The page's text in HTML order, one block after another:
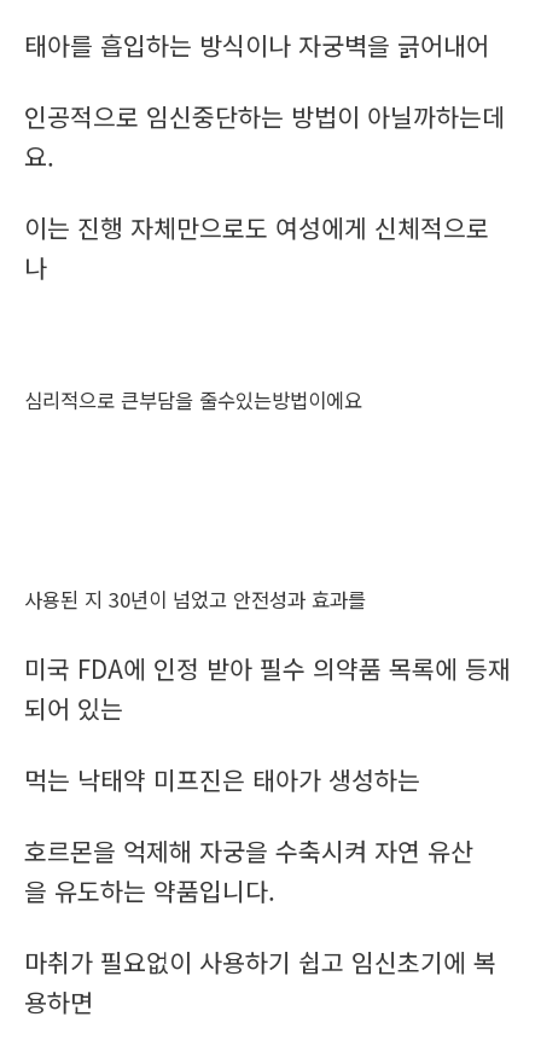
태아를 흡입하는 방식이나 자궁벽을 긁어내어
인공적으로 임신중단하는 방법이 아닐까하는데
요.
이는 진행 자체만으로도 여성에게 신체적으로
나
심리적으로 큰부담을 줄수있는방법이에요
사용된 지 30년이 넘었고 안전성과 효과를
미국 FDA에 인정 받아 필수 의약품 목록에 등재
되어 있는
먹는 낙태약 미프진은 태아가 생성하는
호르몬을 억제해 자궁을 수축시켜 자연 유산
을 유도하는 약품입니다.
마취가 필요없이 사용하기 쉽고 임신초기에 복
용하면